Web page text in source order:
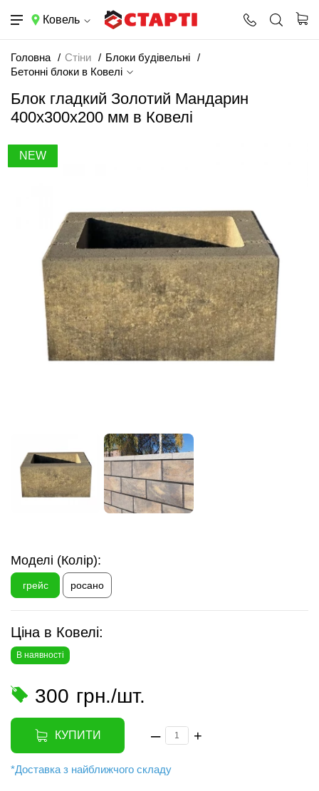
Ковель
Головна Стіни
Блоки будівельні
Бетонні блоки в Ковелі
Блок гладкий Золотий Мандарин
400х300х200 мм в Ковелі
NEW
Моделі (Колір):
грейс росано
Ціна в Ковелі:
В наявності
300 грн./шт.
КУПИТИ – +
*Доставка з найближчого складу